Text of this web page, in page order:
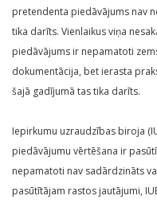
pretendenta piedāvājums nav
tika darīts. Vienlaikus viņa
piedāvājums ir nepamatoti
dokumentācija, bet ierasta
šajā gadījumā tas tika darīts.
Iepirkumu uzraudzības biroja
piedāvājumu vērtēšana ir
nepamatoti nav sadārdzināts
pasūtītājam rastos jautājumi,